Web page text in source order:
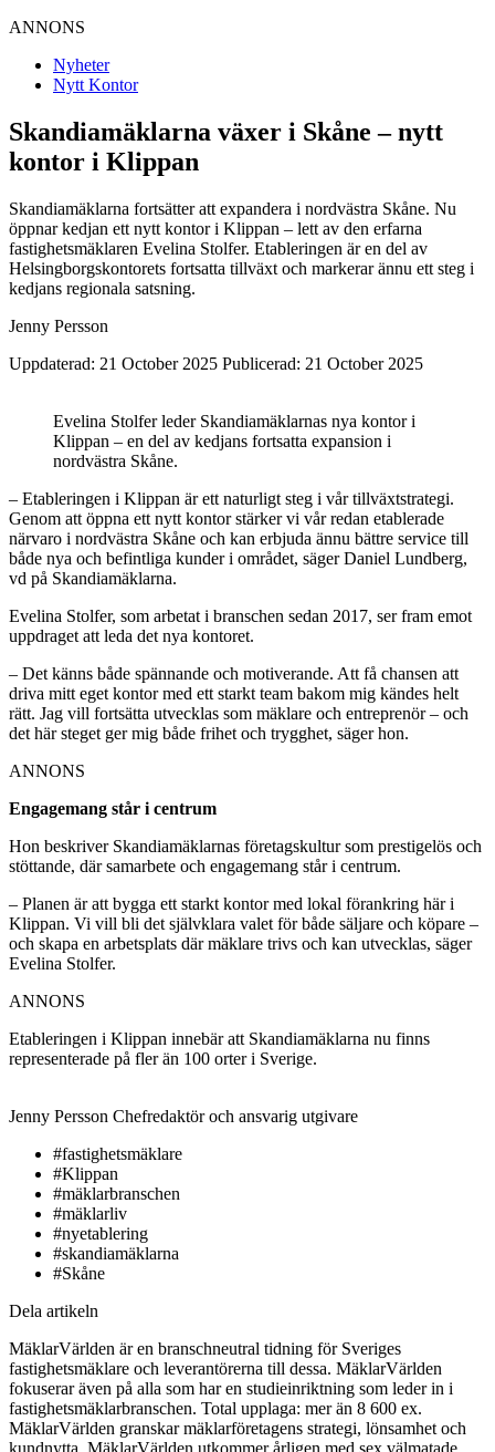
ANNONS
Nyheter
Nytt Kontor
Skandiamäklarna växer i Skåne – nytt
kontor i Klippan
Skandiamäklarna fortsätter att expandera i nordvästra Skåne. Nu
öppnar kedjan ett nytt kontor i Klippan – lett av den erfarna
fastighetsmäklaren Evelina Stolfer. Etableringen är en del av
Helsingborgskontorets fortsatta tillväxt och markerar ännu ett steg i
kedjans regionala satsning.
Jenny Persson
Uppdaterad: 21 October 2025 Publicerad: 21 October 2025
Evelina Stolfer leder Skandiamäklarnas nya kontor i
Klippan – en del av kedjans fortsatta expansion i
nordvästra Skåne.
– Etableringen i Klippan är ett naturligt steg i vår tillväxtstrategi.
Genom att öppna ett nytt kontor stärker vi vår redan etablerade
närvaro i nordvästra Skåne och kan erbjuda ännu bättre service till
både nya och befintliga kunder i området, säger Daniel Lundberg,
vd på Skandiamäklarna.
Evelina Stolfer, som arbetat i branschen sedan 2017, ser fram emot
uppdraget att leda det nya kontoret.
– Det känns både spännande och motiverande. Att få chansen att
driva mitt eget kontor med ett starkt team bakom mig kändes helt
rätt. Jag vill fortsätta utvecklas som mäklare och entreprenör – och
det här steget ger mig både frihet och trygghet, säger hon.
ANNONS
Engagemang står i centrum
Hon beskriver Skandiamäklarnas företagskultur som prestigelös och
stöttande, där samarbete och engagemang står i centrum.
– Planen är att bygga ett starkt kontor med lokal förankring här i
Klippan. Vi vill bli det självklara valet för både säljare och köpare –
och skapa en arbetsplats där mäklare trivs och kan utvecklas, säger
Evelina Stolfer.
ANNONS
Etableringen i Klippan innebär att Skandiamäklarna nu finns
representerade på fler än 100 orter i Sverige.
Jenny Persson Chefredaktör och ansvarig utgivare
#fastighetsmäklare
#Klippan
#mäklarbranschen
#mäklarliv
#nyetablering
#skandiamäklarna
#Skåne
Dela artikeln
MäklarVärlden är en branschneutral tidning för Sveriges
fastighetsmäklare och leverantörerna till dessa. MäklarVärlden
fokuserar även på alla som har en studieinriktning som leder in i
fastighetsmäklarbranschen. Total upplaga: mer än 8 600 ex.
MäklarVärlden granskar mäklarföretagens strategi, lönsamhet och
kundnytta. MäklarVärlden utkommer årligen med sex välmatade